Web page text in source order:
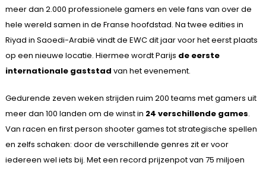
meer dan 2.000 professionele gamers en vele fans van over de
hele wereld samen in de Franse hoofdstad. Na twee edities in
Riyad in Saoedi-Arabië vindt de EWC dit jaar voor het eerst plaats
op een nieuwe locatie. Hiermee wordt Parijs de eerste
internationale gaststad van het evenement.
Gedurende zeven weken strijden ruim 200 teams met gamers uit
meer dan 100 landen om de winst in 24 verschillende games.
Van racen en first person shooter games tot strategische spellen
en zelfs schaken: door de verschillende genres zit er voor
iedereen wel iets bij. Met een record prijzenpot van 75 miljoen